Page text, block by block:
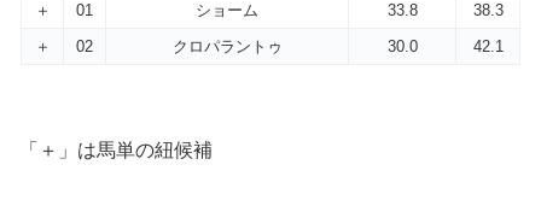
＋
01 ショーム 33.8
38.3
＋
02 クロパラントゥ 30.0 42.1
「＋」は馬単の紐候補